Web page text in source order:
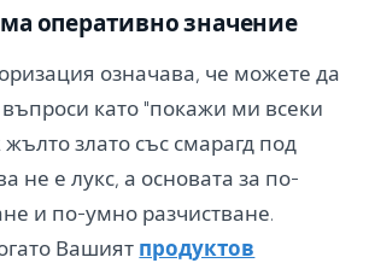
оперативно значение
означава, че можете да
въпроси като "покажи ми всеки
жълто злато със смарагд под
не е лукс, а основата за по-
и по-умно разчистване.
Вашият продуктов